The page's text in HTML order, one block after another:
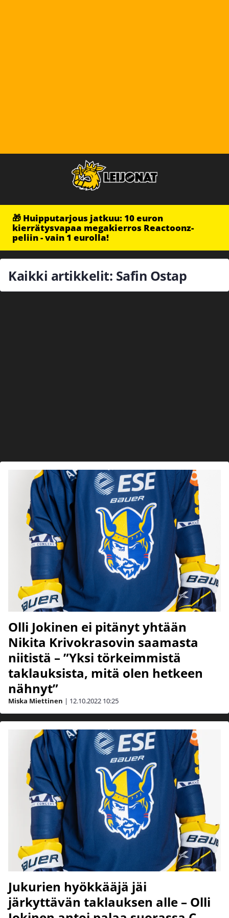
🎁 Huipputarjous jatkuu: 10 euron
kierrätysvapaa megakierros Reactoonz-
peliin - vain 1 eurolla!
Kaikki artikkelit: Safin Ostap
Olli Jokinen ei pitänyt yhtään
Nikita Krivokrasovin saamasta
niitistä – ”Yksi törkeimmistä
taklauksista, mitä olen hetkeen
nähnyt”
Miska Miettinen | 12.10.2022 10:25
Jukurien hyökkääjä jäi
järkyttävän taklauksen alle – Olli